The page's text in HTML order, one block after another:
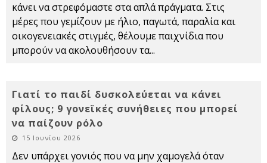
κάνει να στρεφόμαστε στα απλά πράγματα. Στις
μέρες που γεμίζουν με ήλιο, παγωτά, παραλία και
οικογενειακές στιγμές, θέλουμε παιχνίδια που
μπορούν να ακολουθήσουν τα...
Γιατί το παιδί δυσκολεύεται να κάνει
φίλους; 9 γονεϊκές συνήθειες που μπορεί
να παίζουν ρόλο
15 Ιουνίου 2026
Δεν υπάρχει γονιός που να μην χαμογελά όταν